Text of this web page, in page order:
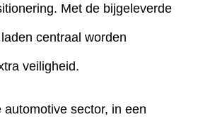
Met de bijgeleverde
centraal worden
veiligheid.
sector, in een